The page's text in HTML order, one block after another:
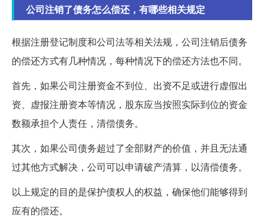
公司注销了债务怎么偿还，有哪些相关规定
根据注册登记制度和公司法等相关法规，公司注销后债务
的偿还方式有几种情况，每种情况下的偿还方法也不同。
首先，如果公司注册资金不到位、出资不足或进行虚假出
资、虚报注册资本等情况，股东应当按照实际到位的资金
数额承担个人责任，清偿债务。
其次，如果公司债务超过了全部财产的价值，并且无法通
过其他方式解决，公司可以申请破产清算，以清偿债务。
以上规定的目的是保护债权人的权益，确保他们能够得到
应有的偿还。